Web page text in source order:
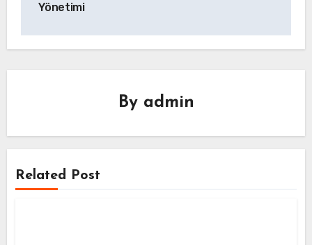
Yönetimi
By admin
Related Post